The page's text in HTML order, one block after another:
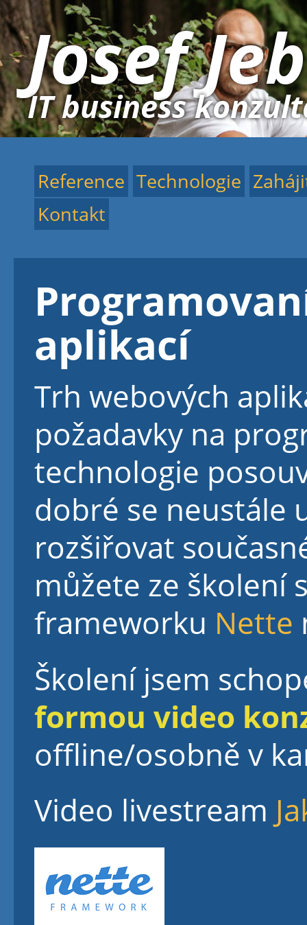
Josef
IT business
Reference Technologie
Kontakt
aplikací
Trh webových
požadavky na
technologie
dobré se neustále
rozšiřovat
můžete ze školení
frameworku Nette
Školení jsem
formou video
offline/osobně v
Video livestream